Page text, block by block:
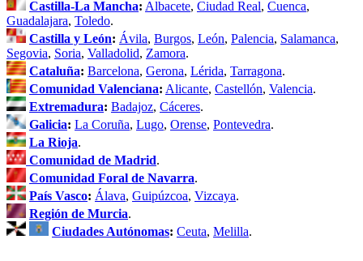
Castilla-La Mancha: Albacete, Ciudad Real, Cuenca,
Guadalajara, Toledo.
Castilla y León: Ávila, Burgos, León, Palencia, Salamanca,
Segovia, Soria, Valladolid, Zamora.
Cataluña: Barcelona, Gerona, Lérida, Tarragona.
Comunidad Valenciana: Alicante, Castellón, Valencia.
Extremadura: Badajoz, Cáceres.
Galicia: La Coruña, Lugo, Orense, Pontevedra.
La Rioja.
Comunidad de Madrid.
Comunidad Foral de Navarra.
País Vasco: Álava, Guipúzcoa, Vizcaya.
Región de Murcia.
Ciudades Autónomas: Ceuta, Melilla.